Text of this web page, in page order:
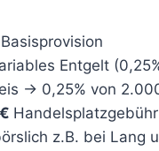
Basisprovision
Entgelt
-> 0,25% von
z.B. bei Lang